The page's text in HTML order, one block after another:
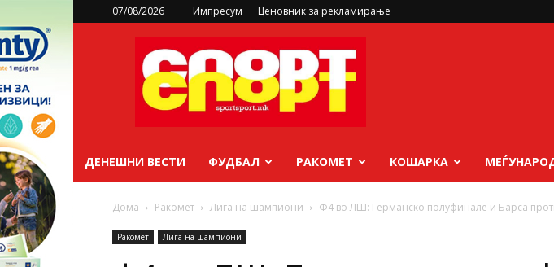
07/08/2026 Импресум Ценовник за рекламирање
sportsport.mk
ДЕНЕШНИ ВЕСТИ ФУДБАЛ РАКОМЕТ КОШАРКА
Дома Ракомет Лига на шампиони Ф4 во ЛШ: Германско полуфинале и Барса
Ракомет Лига на шампиони